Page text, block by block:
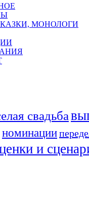
МОНОЛОГИ
свадьба
номинации
и